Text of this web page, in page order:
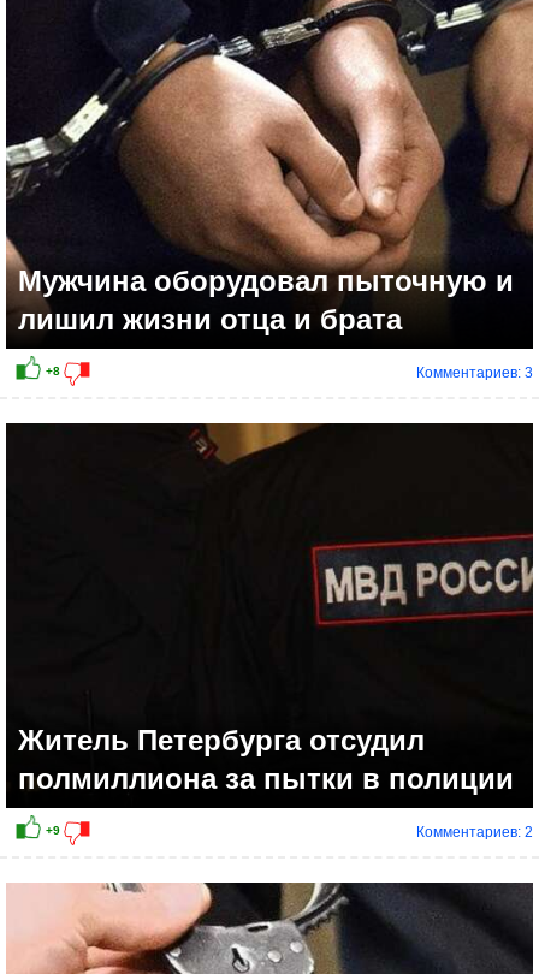
Мужчина оборудовал пыточную и
лишил жизни отца и брата
Комментариев: 3
Житель Петербурга отсудил
полмиллиона за пытки в полиции
Комментариев: 2